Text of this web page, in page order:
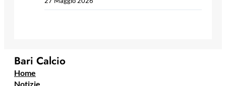
Bari Calcio
Home
Notizie